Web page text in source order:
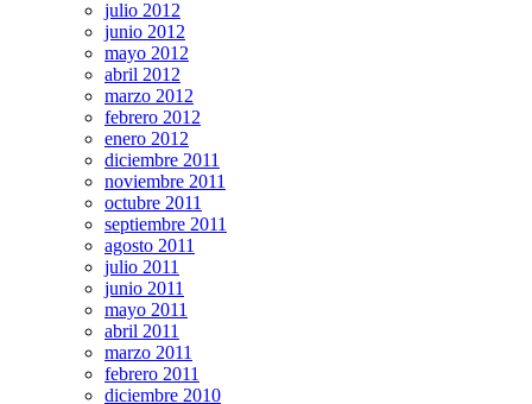
julio 2012
junio 2012
mayo 2012
abril 2012
marzo 2012
febrero 2012
enero 2012
diciembre 2011
noviembre 2011
octubre 2011
septiembre 2011
agosto 2011
julio 2011
junio 2011
mayo 2011
abril 2011
marzo 2011
febrero 2011
diciembre 2010